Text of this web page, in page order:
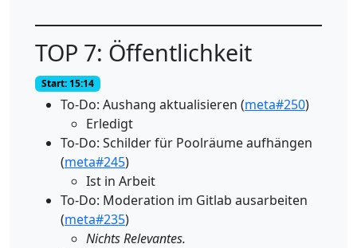
TOP 7: Öffentlichkeit
Start: 15:14
To-Do: Aushang aktualisieren (meta#250)
Erledigt
To-Do: Schilder für Poolräume aufhängen
(meta#245)
Ist in Arbeit
To-Do: Moderation im Gitlab ausarbeiten
(meta#235)
Nichts Relevantes.